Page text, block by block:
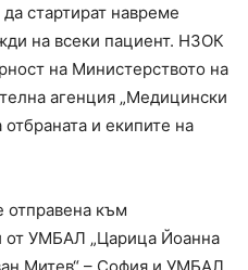
стартират навреме
на всеки пациент. НЗОК
на Министерството на
агенция „Медицински
и екипите на
отправена към
от УМБАЛ „Царица Йоанна